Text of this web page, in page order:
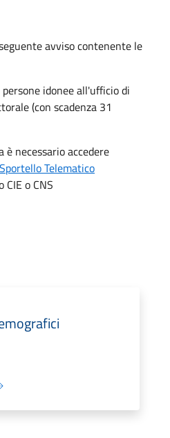
avviso contenente le
idonee all'ufficio di
(con scadenza 31
necessario accedere
Telematico
CIE o CNS